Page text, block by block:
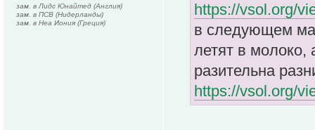
https://vsol.org/
в следующем
летят в молоко,
разительна
https://vsol.org/
зам. в Лидс Юнайтед (Англия)
зам. в ПСВ (Нидерланды)
зам. в Неа Иония (Греция)